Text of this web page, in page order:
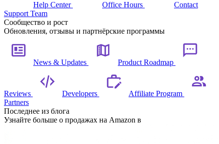
Help Center Office Hours
Contact
Support Team
Сообщество и рост
Обновления, отзывы и партнёрские программы
News & Updates Product Roadmap
Reviews Developers
Affiliate Program
Partners
Последнее из блога
Узнайте больше о продажах на Amazon в